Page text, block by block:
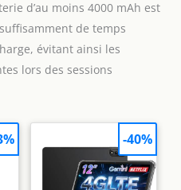
d’au moins 4000 mAh est
de temps
évitant ainsi les
lors des sessions
-40%